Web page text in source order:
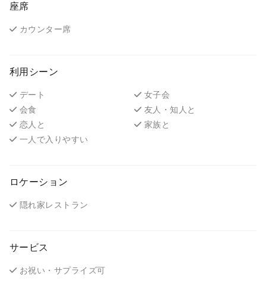
座席
カウンター席
利用シーン
デート
女子会
会食
友人・知人と
恋人と
家族と
一人で入りやすい
ロケーション
隠れ家レストラン
サービス
お祝い・サプライズ可